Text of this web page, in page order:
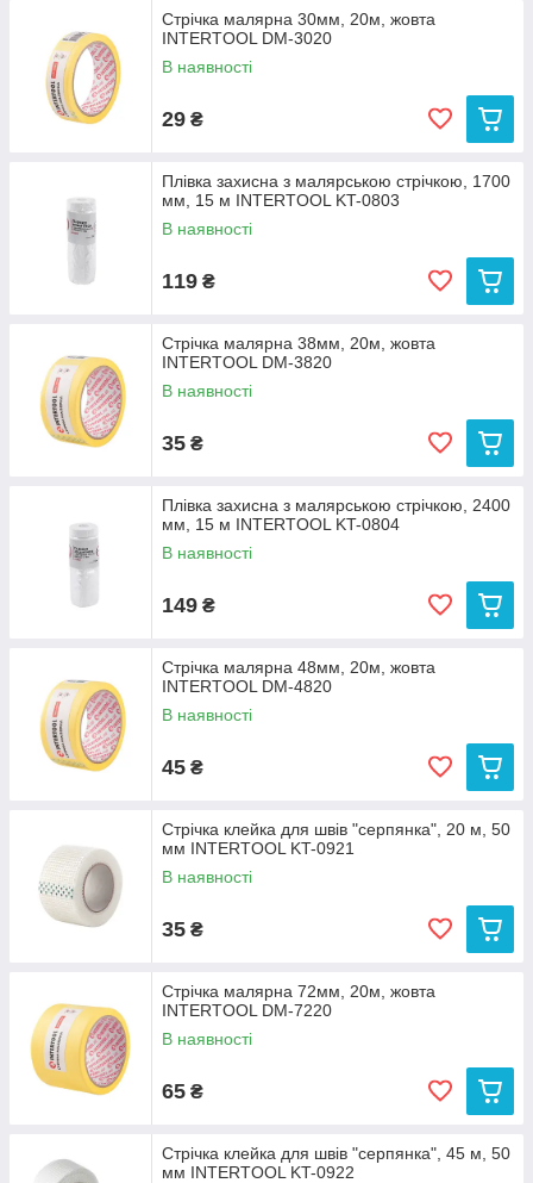
Стрічка малярна 30мм, 20м, жовта
INTERTOOL DM-3020
В наявності
29 ₴
Плівка захисна з малярською стрічкою, 1700
мм, 15 м INTERTOOL KT-0803
В наявності
119 ₴
Стрічка малярна 38мм, 20м, жовта
INTERTOOL DM-3820
В наявності
35 ₴
Плівка захисна з малярською стрічкою, 2400
мм, 15 м INTERTOOL KT-0804
В наявності
149 ₴
Стрічка малярна 48мм, 20м, жовта
INTERTOOL DM-4820
В наявності
45 ₴
Стрічка клейка для швів "серпянка", 20 м, 50
мм INTERTOOL KT-0921
В наявності
35 ₴
Стрічка малярна 72мм, 20м, жовта
INTERTOOL DM-7220
В наявності
65 ₴
Стрічка клейка для швів "серпянка", 45 м, 50
мм INTERTOOL KT-0922